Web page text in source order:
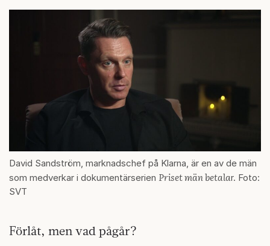
David Sandström, marknadschef på Klarna, är en av de män
som medverkar i dokumentärserien Priset män betalar. Foto:
SVT
Förlåt, men vad pågår?